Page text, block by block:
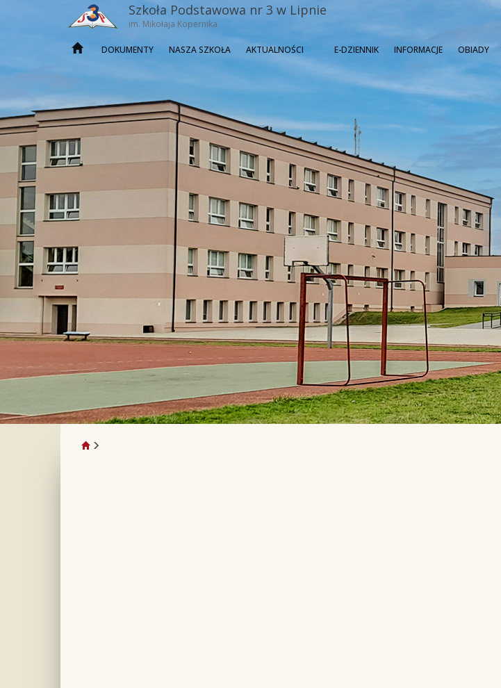
Szkoła Podstawowa nr 3 w Lipnie
im. Mikołaja Kopernika
DOKUMENTY NASZA SZKOŁA AKTUALNOŚCI E-DZIENNIK INFORMACJE OBIADY